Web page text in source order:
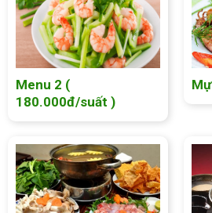
Menu 2 (
180.000đ/suất )